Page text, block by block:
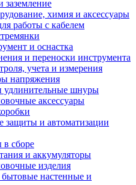
заземление
химия и аксессуары
работы с кабелем
и оснастка
и переноски инструмента
учета и измерения
напряжения
удлинительные шнуры
аксессуары
защиты и автоматизации
сборе
и аккумуляторы
изделия
настенные и